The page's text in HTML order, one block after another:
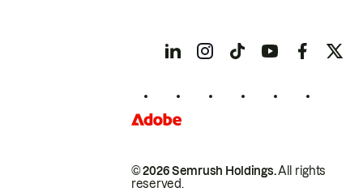
© 2026 Semrush Holdings.All rights
reserved.